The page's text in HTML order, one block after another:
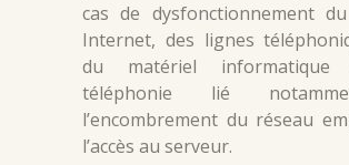
cas de dysfonctionnement
Internet, des lignes
du matériel
téléphonie lié
l’encombrement du réseau
l’accès au serveur.